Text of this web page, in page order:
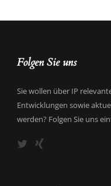
Folgen Sie uns
Sie wollen über IP
Entwicklungen sowie
werden? Folgen Sie uns